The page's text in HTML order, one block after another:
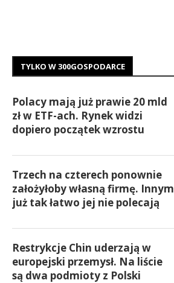
TYLKO W 300GOSPODARCE
Polacy mają już prawie 20 mld
zł w ETF-ach. Rynek widzi
dopiero początek wzrostu
Trzech na czterech ponownie
założyłoby własną firmę. Innym
już tak łatwo jej nie polecają
Restrykcje Chin uderzają w
europejski przemysł. Na liście
są dwa podmioty z Polski